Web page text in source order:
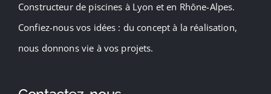
Constructeur de piscines à Lyon et en Rhône-Alpes.
Confiez-nous vos idées : du concept à la réalisation,
nous donnons vie à vos projets.